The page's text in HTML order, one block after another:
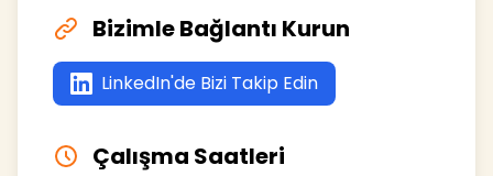
Bizimle Bağlantı Kurun
LinkedIn'de Bizi Takip Edin
Çalışma Saatleri